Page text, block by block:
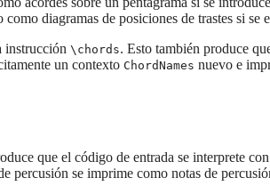
como diagramas de posiciones de trastes si se
instrucción \chords. Esto también produce
un contexto ChordNames nuevo e
que el código de entrada se interprete
percusión se imprime como notas de